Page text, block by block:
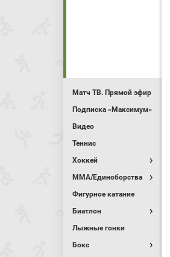
Матч ТВ. Прямой эфир
Подписка «Максимум»
Видео
Теннис
Хоккей
MMA/Единоборства
Фигурное катание
Биатлон
Лыжные гонки
Бокс